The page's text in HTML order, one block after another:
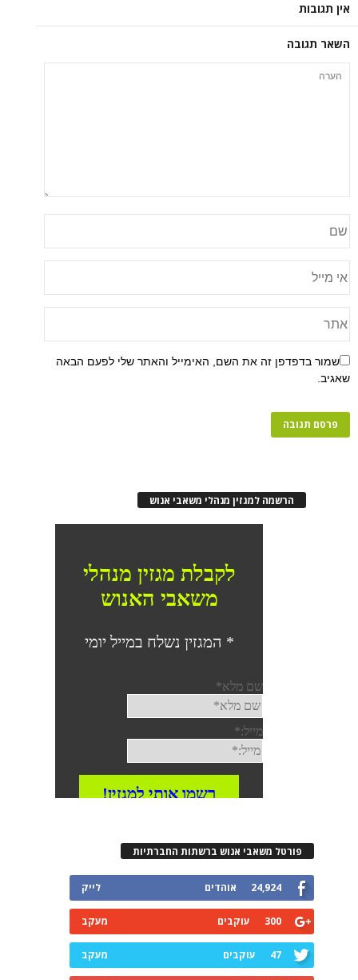
אין תגובות
השאר תגובה
שמור בדפדפן זה את השם, האימייל והאתר שלי לפעם הבאה
שאגיב.
הרשמה למגזין מנהלי משאבי אנוש
פורטל משאבי אנוש ברשתות החברתיות
24,924 אוהדים לייק
300 עוקבים מעקב
47 עוקבים מעקב